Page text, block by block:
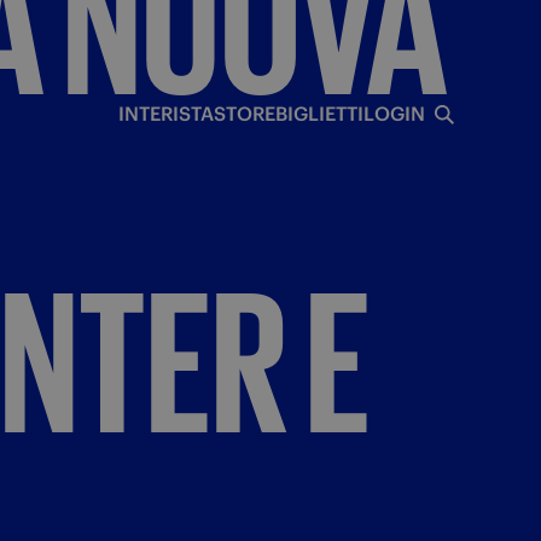
INTERISTASTOREBIGLIETTILOGIN
E